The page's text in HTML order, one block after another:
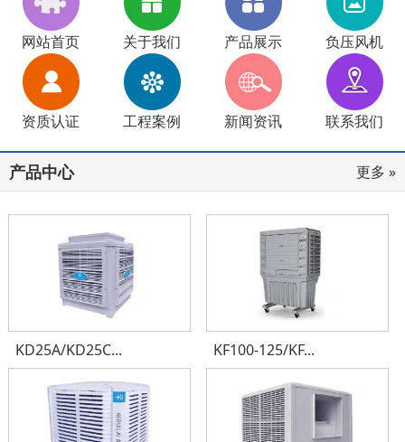
网站首页 关于我们 产品展示 负压风机
资质认证 工程案例 新闻资讯 联系我们
产品中心 更多 »
KD25A/KD25C... KF100-125/KF...